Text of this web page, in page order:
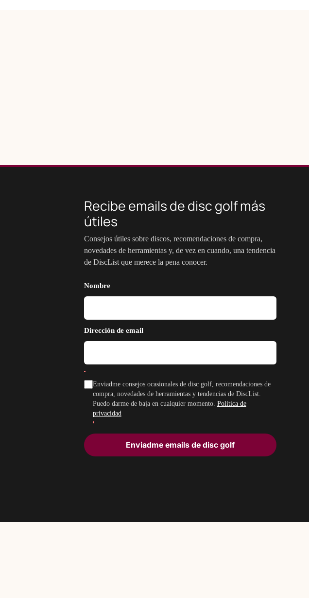
Recibe emails de disc golf más
útiles
Consejos útiles sobre discos, recomendaciones de compra,
novedades de herramientas y, de vez en cuando, una tendencia
de DiscList que merece la pena conocer.
Nombre
Dirección de email
Enviadme consejos ocasionales de disc golf, recomendaciones de
compra, novedades de herramientas y tendencias de DiscList.
Puedo darme de baja en cualquier momento. Política de
privacidad
Enviadme emails de disc golf